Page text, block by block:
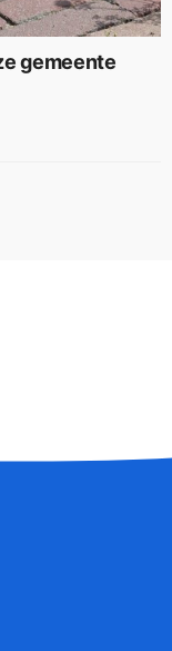
gemeente